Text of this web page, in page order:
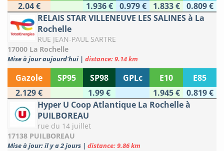
2.04 €
1.936 € 0.979 € 1.833 €
0.809 €
RELAIS STAR VILLENEUVE LES SALINES à La
Rochelle
RUE JEAN-PAUL SARTRE
17000 La Rochelle
Mise à jour aujourd'hui | distance: 9.14 km
Gazole SP95 SP98 GPLc E10
E85
2.129 €
1.99 € 1.945 €
0.819 €
Hyper U Coop Atlantique La Rochelle à
PUILBOREAU
rue du 14 juillet
17138 PUILBOREAU
Mise à jour: il y a 2 jours | distance: 9.86 km